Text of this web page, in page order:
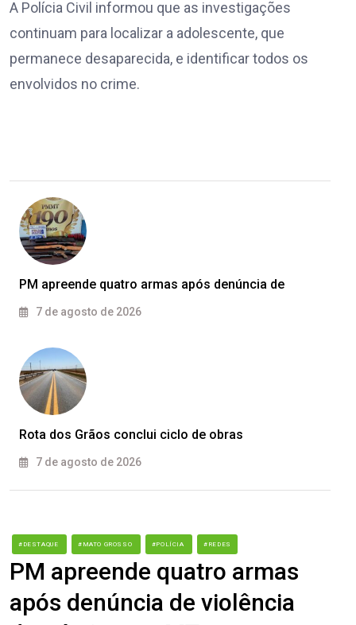
A Polícia Civil informou que as investigações
continuam para localizar a adolescente, que
permanece desaparecida, e identificar todos os
envolvidos no crime.
PM apreende quatro armas após denúncia de
7 de agosto de 2026
Rota dos Grãos conclui ciclo de obras
7 de agosto de 2026
#DESTAQUE #MATO GROSSO #POLÍCIA #REDES
PM apreende quatro armas
após denúncia de violência